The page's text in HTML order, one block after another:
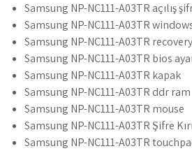
Samsung NP-NC111-A03TR açılış
Samsung NP-NC111-A03TR
Samsung NP-NC111-A03TR recovery
Samsung NP-NC111-A03TR bios
Samsung NP-NC111-A03TR kapak
Samsung NP-NC111-A03TR ddr ram
Samsung NP-NC111-A03TR mouse
Samsung NP-NC111-A03TR Şifre
Samsung NP-NC111-A03TR